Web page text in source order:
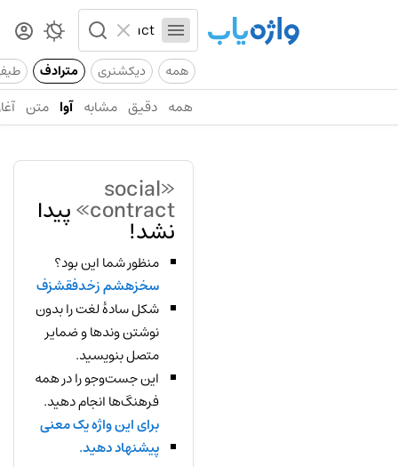
همه دیکشنری مترادف
همه دقیق مشابه آوا متن
«social
contract» پیدا
نشد!
منظور شما این بود؟
سخزهشم زخدفقشزف
شکل سادهٔ لغت را بدون
نوشتن وندها و ضمایر
متصل بنویسید.
این جست‌وجو را در همه
فرهنگ‌ها انجام دهید.
برای این واژه یک معنی
پیشنهاد دهید.